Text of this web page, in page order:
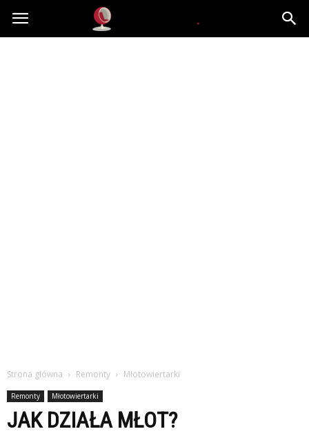
Dekoteria.pl
Strona główna Remonty Młotowiertarki
Remonty Młotowiertarki
JAK DZIAŁA MŁOT?